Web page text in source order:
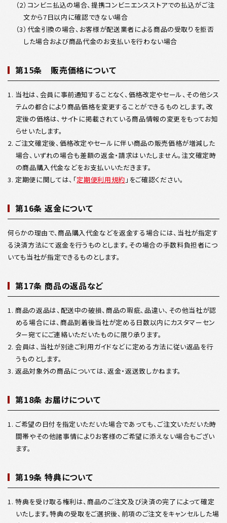
（2）コンビニ払込の場合、提携コンビニエンスストアでの払込がご注
文から7日以内に確認できない場合
（3）代金引換の場合、お客様が配送業者による商品の受取りを拒否
した場合および商品代金のお支払いを行わない場合
第15条 販売価格について
1. 当社は、会員に事前通知することなく、価格改定やセール、その他シス
テムの都合により商品価格を変更することができるものとします。改
定後の価格は、サイトに掲載されている商品情報の変更をもってお知
らせいたします。
2. ご注文確定後、価格改定やセールに伴い商品の販売価格が増減した
場合、いずれの場合も差額の返金・請求はいたしません。注文確定時
の商品購入代金などをお支払いいただきます。
3. 定期便に関しては、「定期便利用規約 」をご確認ください。
第16条 返金について
何らかの理由で、商品購入代金などを返金する場合には、当社が指定す
る決済方法にて返金を行うものとします。その場合の手数料負担者につ
いても当社が指定できるものとします。
第17条 商品の返品など
1. 商品の返品は、配送中の破損、商品の瑕疵、品違い、その他当社が認
める場合には、商品到着後当社が定める日数以内にカスタマーセン
ター宛てにご連絡いただいたものに限り承ります。
2. 会員は、当社が別途ご利用ガイドなどに定める方法に従い返品を行
うものとします。
3. 返品対象外の商品については、返金・返送致しかねます。
第18条 お届けについて
1. ご希望の日付を指定いただいた場合であっても、ご注文いただいた時
間帯やその他諸事情によりお客様のご希望に添えない場合もござい
ます。
第19条 特典について
1. 特典を受け取る権利は、商品のご注文及び決済の完了によって確定
いたします。特典の受取をご選択後、前項のご注文をキャンセルした場